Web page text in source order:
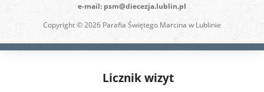
e-mail: psm@diecezja.lublin.pl
Copyright © 2026 Parafia Świętego Marcina w Lublinie
Licznik wizyt